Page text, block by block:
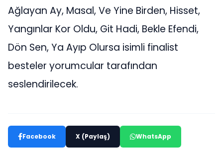
Ağlayan Ay, Masal, Ve Yine Birden, Hisset,
Yangınlar Kor Oldu, Git Hadi, Bekle Efendi,
Dön Sen, Ya Ayıp Olursa isimli finalist
besteler yorumcular tarafından
seslendirilecek.
Facebook X (Paylaş) WhatsApp